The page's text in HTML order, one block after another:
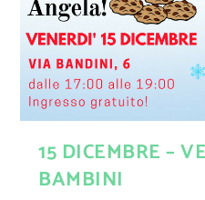
15 DICEMBRE –
BAMBINI